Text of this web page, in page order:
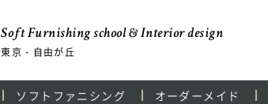
Soft Furnishing school & Interior design
東京・自由が丘
ソフトファニシング オーダーメイド